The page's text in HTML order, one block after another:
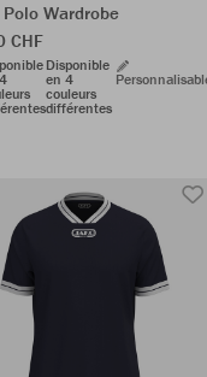
Polo Wardrobe
CHF
Disponible
en 4
couleurs
différentes